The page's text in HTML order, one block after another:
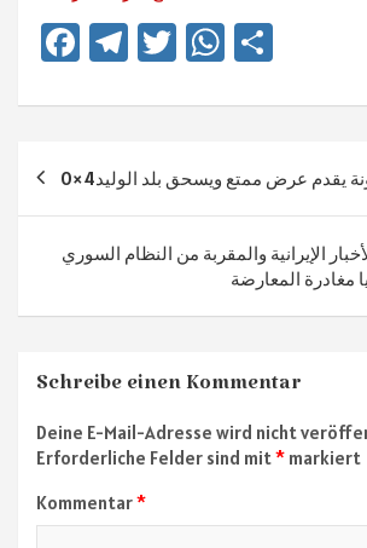
Fa
b
ok
Te
gr
a
m
T
tt
W
at
p
n
يقدم عرض ممتع ويسحق بلد الوليد4×0
الإيرانية والمقربة من النظام السوري
Schreibe einen Kommentar
Deine E-Mail-Adresse wird nicht
Erforderliche Felder sind mit* markiert
Kommentar*